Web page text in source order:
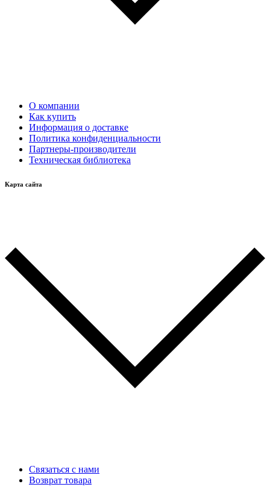
О компании
Как купить
Информация о доставке
Политика конфиденциальности
Партнеры-производители
Техническая библиотека
Карта сайта
Связаться с нами
Возврат товара